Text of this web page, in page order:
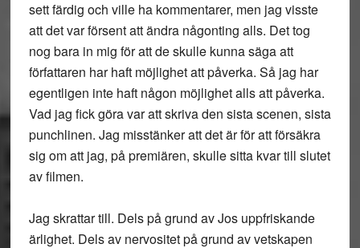
sett färdig och ville ha kommentarer, men jag visste
att det var försent att ändra någonting alls. Det tog
nog bara in mig för att de skulle kunna säga att
författaren har haft möjlighet att påverka. Så jag har
egentligen inte haft någon möjlighet alls att påverka.
Vad jag fick göra var att skriva den sista scenen, sista
punchlinen. Jag misstänker att det är för att försäkra
sig om att jag, på premiären, skulle sitta kvar till slutet
av filmen.
Jag skrattar till. Dels på grund av Jos uppfriskande
ärlighet. Dels av nervositet på grund av vetskapen